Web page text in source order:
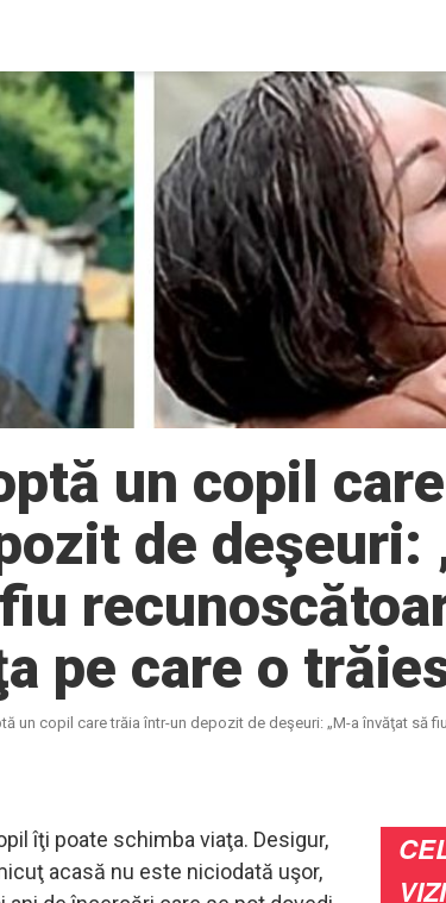
un copil
de deşeuri:
pe care o
un copil care trăia într-un depozit de deşeuri: „M-a învăţat să
îţi poate schimba viaţa. Desigur,
acasă nu este niciodată uşor,